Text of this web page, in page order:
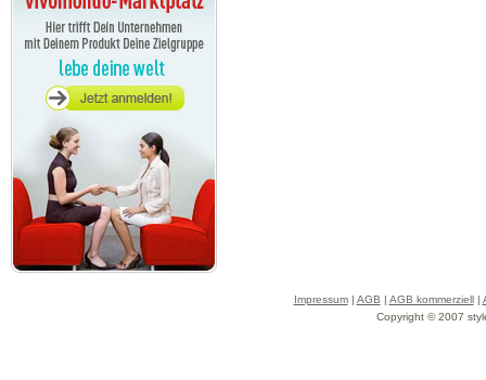
Impressum| AGB | AGB kommerziell|
Copyright © 2007